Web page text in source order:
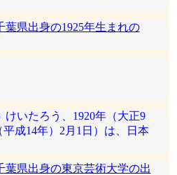
葉県出身の1925年生まれの
いたろう、1920年（大正9
平成14年）2月1日）は、日本
葉県出身の東京芸術大学の出